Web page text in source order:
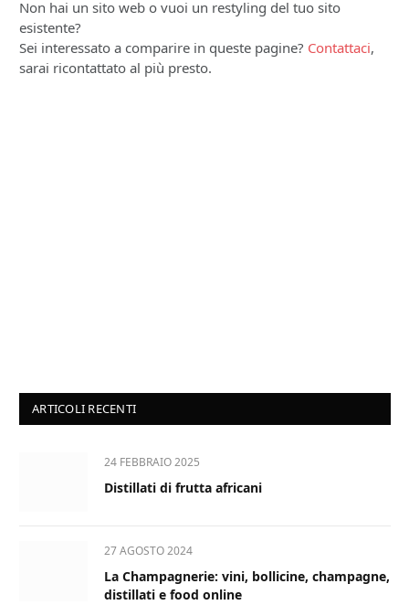
Non hai un sito web o vuoi un restyling del tuo sito
esistente?
Sei interessato a comparire in queste pagine? Contattaci,
sarai ricontattato al più presto.
ARTICOLI RECENTI
24 FEBBRAIO 2025
Distillati di frutta africani
27 AGOSTO 2024
La Champagnerie: vini, bollicine, champagne,
distillati e food online